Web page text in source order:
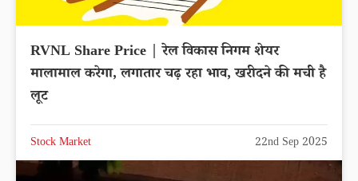
RVNL Share Price | रेल विकास निगम शेयर
मालामाल करेगा, लगातार चढ़ रहा भाव, खरीदने की मची है
लूट
Stock Market 22nd Sep 2025